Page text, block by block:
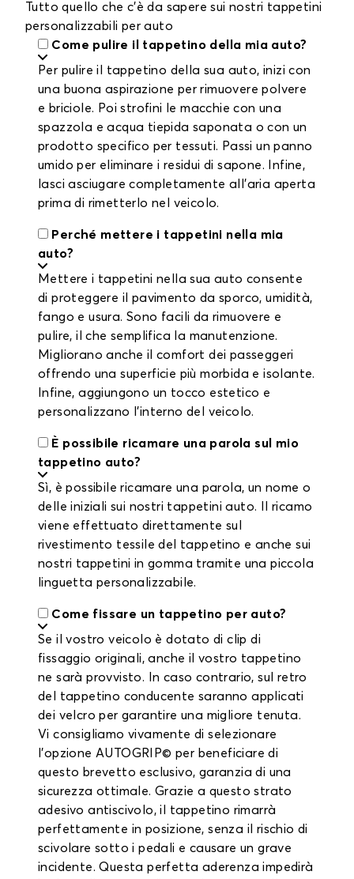
Tutto quello che c'è da sapere sui nostri tappetini
personalizzabili per auto
Come pulire il tappetino della mia auto?
Per pulire il tappetino della sua auto, inizi con
una buona aspirazione per rimuovere polvere
e briciole. Poi strofini le macchie con una
spazzola e acqua tiepida saponata o con un
prodotto specifico per tessuti. Passi un panno
umido per eliminare i residui di sapone. Infine,
lasci asciugare completamente all’aria aperta
prima di rimetterlo nel veicolo.
Perché mettere i tappetini nella mia
auto?
Mettere i tappetini nella sua auto consente
di proteggere il pavimento da sporco, umidità,
fango e usura. Sono facili da rimuovere e
pulire, il che semplifica la manutenzione.
Migliorano anche il comfort dei passeggeri
offrendo una superficie più morbida e isolante.
Infine, aggiungono un tocco estetico e
personalizzano l’interno del veicolo.
È possibile ricamare una parola sul mio
tappetino auto?
Sì, è possibile ricamare una parola, un nome o
delle iniziali sui nostri tappetini auto. Il ricamo
viene effettuato direttamente sul
rivestimento tessile del tappetino e anche sui
nostri tappetini in gomma tramite una piccola
linguetta personalizzabile.
Come fissare un tappetino per auto?
Se il vostro veicolo è dotato di clip di
fissaggio originali, anche il vostro tappetino
ne sarà provvisto. In caso contrario, sul retro
del tappetino conducente saranno applicati
dei velcro per garantire una migliore tenuta.
Vi consigliamo vivamente di selezionare
l'opzione AUTOGRIP© per beneficiare di
questo brevetto esclusivo, garanzia di una
sicurezza ottimale. Grazie a questo strato
adesivo antiscivolo, il tappetino rimarrà
perfettamente in posizione, senza il rischio di
scivolare sotto i pedali e causare un grave
incidente. Questa perfetta aderenza impedirà